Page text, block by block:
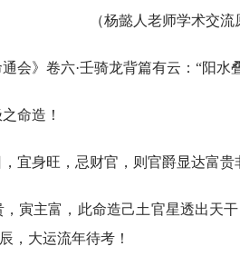
（杨懿人老师学术交流
会》卷六·壬骑龙背篇有云：“阳水
命造！
宜身旺，忌财官，则官爵显达富贵
寅主富，此命造己土官星透出天
，大运流年待考！